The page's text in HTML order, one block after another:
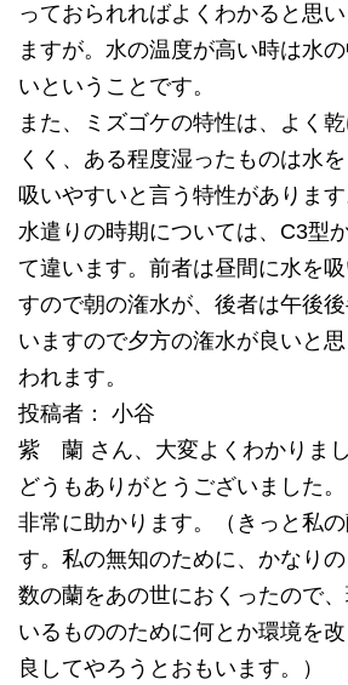
っておられればよくわかると思い
ますが。水の温度が高い時は水
いということです。
また、ミズゴケの特性は、よく
くく、ある程度湿ったものは水を
吸いやすいと言う特性があります
水遣りの時期については、C3型
て違います。前者は昼間に水を吸
すので朝の潅水が、後者は午後
いますので夕方の潅水が良いと思
われます。
投稿者： 小谷
紫 蘭 さん、大変よくわかりまし
どうもありがとうございました。
非常に助かります。（きっと私
す。私の無知のために、かなりの
数の蘭をあの世におくったので
いるもののために何とか環境を改
良してやろうとおもいます。）